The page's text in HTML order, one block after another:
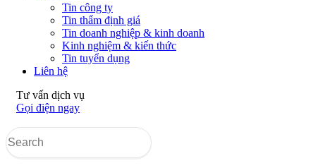
Tin công ty
Tin thẩm định giá
Tin doanh nghiệp & kinh doanh
Kinh nghiệm & kiến thức
Tin tuyển dụng
Liên hệ
Tư vấn dịch vụ
Gọi điện ngay